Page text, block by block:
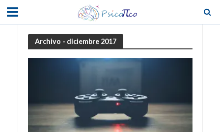
Archivo - diciembre 2017